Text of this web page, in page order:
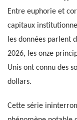
Entre euphorie et
capitaux
les données parlent
2026, les onze
Unis ont connu des
dollars.
Cette série